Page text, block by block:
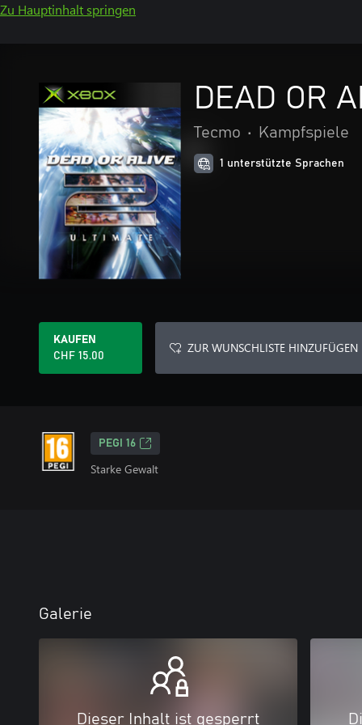
Zu Hauptinhalt springen
DEAD OR
Tecmo • Kampfspiele
1 unterstützte Sprachen
KAUFEN
CHF 15.00
ZUR WUNSCHLISTE HINZUFÜGEN
PEGI 16
Starke Gewalt
Galerie
Dieser Inhalt ist gesperrt